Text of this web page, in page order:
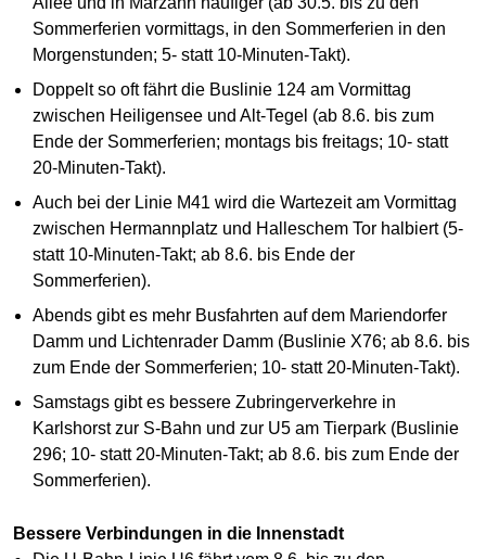
Sommerferien vormittags, in den Sommerferien in den
Morgenstunden; 5- statt 10-Minuten-Takt).
Doppelt so oft fährt die Buslinie 124 am Vormittag
zwischen Heiligensee und Alt-Tegel (ab 8.6. bis zum
Ende der Sommerferien; montags bis freitags; 10- statt
20-Minuten-Takt).
Auch bei der Linie M41 wird die Wartezeit am Vormittag
zwischen Hermannplatz und Halleschem Tor halbiert (5-
statt 10-Minuten-Takt; ab 8.6. bis Ende der
Sommerferien).
Abends gibt es mehr Busfahrten auf dem Mariendorfer
Damm und Lichtenrader Damm (Buslinie X76; ab 8.6. bis
zum Ende der Sommerferien; 10- statt 20-Minuten-Takt).
Samstags gibt es bessere Zubringerverkehre in
Karlshorst zur S-Bahn und zur U5 am Tierpark (Buslinie
296; 10- statt 20-Minuten-Takt; ab 8.6. bis zum Ende der
Sommerferien).
Bessere Verbindungen in die Innenstadt